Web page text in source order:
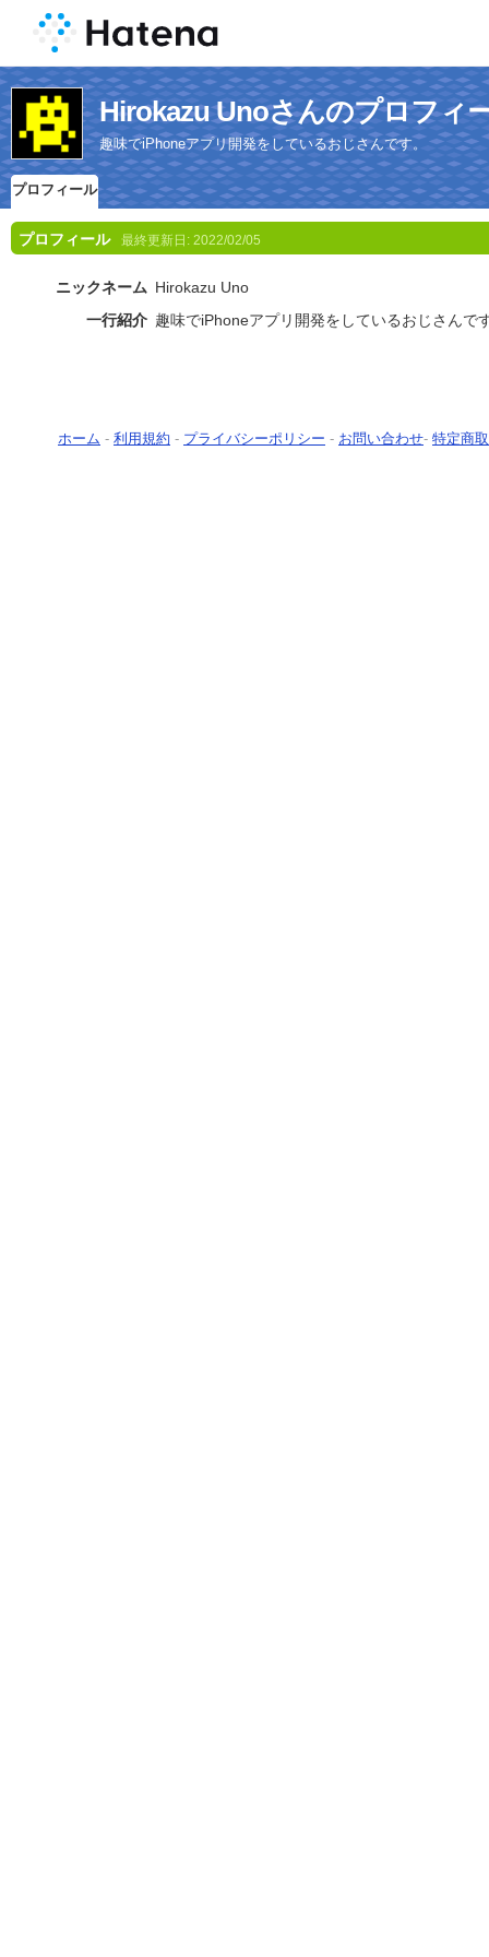
Hirokazu Unoさんのプロフィ
趣味でiPhoneアプリ開発をしているおじさんです。
プロフィール
プロフィール 最終更新日: 2022/02/05
ニックネーム Hirokazu Uno
一行紹介 趣味でiPhoneアプリ開発をしているおじさんで
ホーム - 利用規約 - プライバシーポリシー - お問い合わせ- 特定商